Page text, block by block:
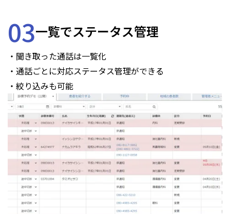
03一覧でステータス管理
・聞き取った通話は一覧化
・通話ごとに対応ステータス管理ができる
・絞り込みも可能